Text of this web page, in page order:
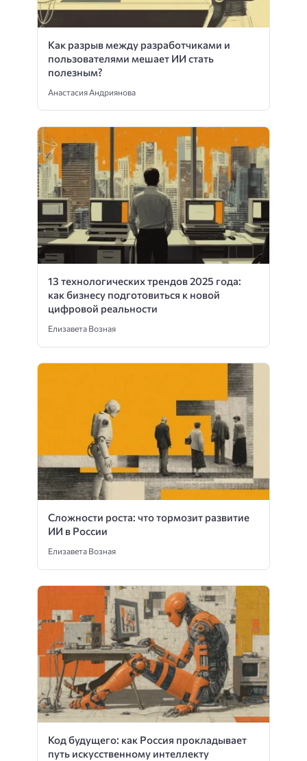
Как разрыв между разработчиками и
пользователями мешает ИИ стать
полезным?
Анастасия Андриянова
13 технологических трендов 2025 года:
как бизнесу подготовиться к новой
цифровой реальности
Елизавета Возная
Сложности роста: что тормозит развитие
ИИ в России
Елизавета Возная
Код будущего: как Россия прокладывает
путь искусственному интеллекту